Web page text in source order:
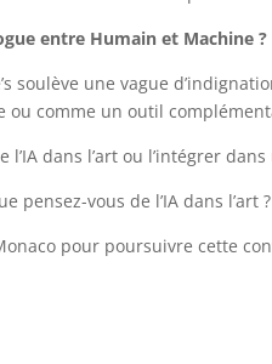
entre Humain et Machine ?
soulève une vague
ou comme un outil
dans l’art ou l’intégrer
pensez-vous de l’IA dans
pour poursuivre cette